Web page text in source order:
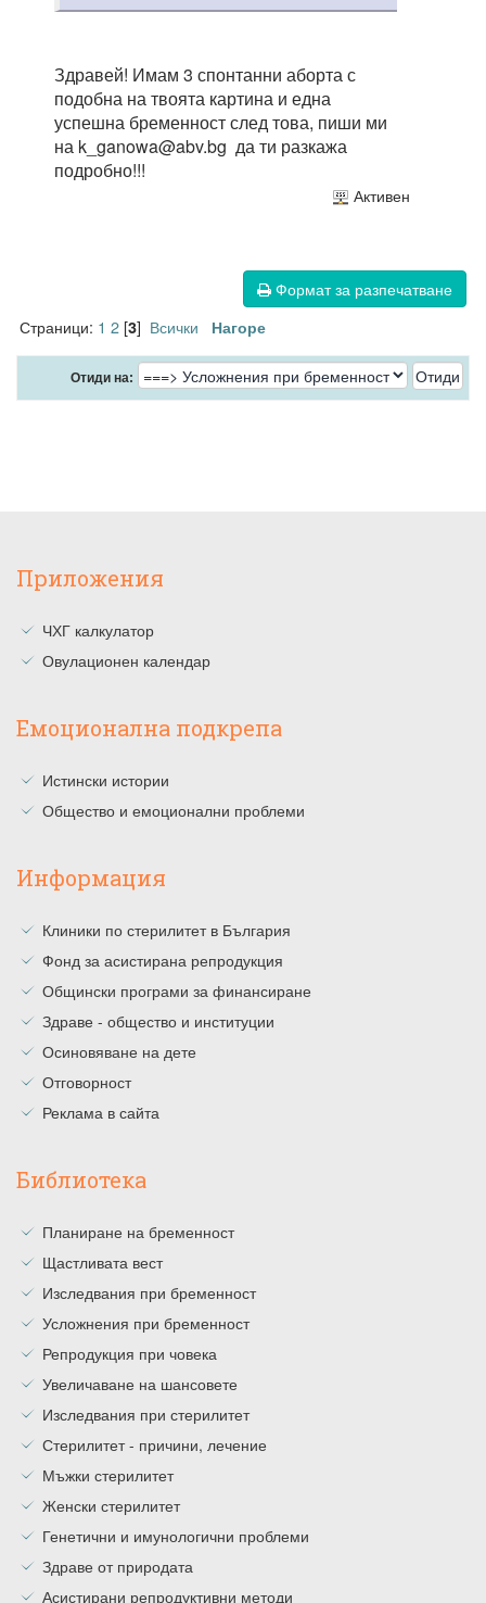
Здравей! Имам 3 спонтанни аборта с
подобна на твоята картина и една
успешна бременност след това, пиши ми
на k_ganowa@abv.bg да ти разкажа
подробно!!!
Активен
Формат за разпечатване
Страници: 1 2[3] Всички Нагоре
Отиди на:
Приложения
ЧХГ калкулатор
Овулационен календар
Емоционална подкрепа
Истински истории
Общество и емоционални проблеми
Информация
Клиники по стерилитет в България
Фонд за асистирана репродукция
Общински програми за финансиране
Здраве - общество и институции
Осиновяване на дете
Отговорност
Реклама в сайта
Библиотека
Планиране на бременност
Щастливата вест
Изследвания при бременност
Усложнения при бременност
Репродукция при човека
Увеличаване на шансовете
Изследвания при стерилитет
Стерилитет - причини, лечение
Мъжки стерилитет
Женски стерилитет
Генетични и имунологични проблеми
Здраве от природата
Асистирани репродуктивни методи